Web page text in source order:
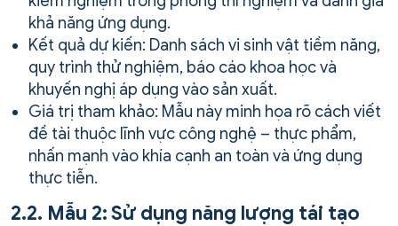
khả năng ứng dụng.
Kết quả dự kiến: Danh sách vi sinh vật tiềm năng,
quy trình thử nghiệm, báo cáo khoa học và
khuyến nghị áp dụng vào sản xuất.
Giá trị tham khảo: Mẫu này minh họa rõ cách viết
đề tài thuộc lĩnh vực công nghệ – thực phẩm,
nhấn mạnh vào khía cạnh an toàn và ứng dụng
thực tiễn.
2.2. Mẫu 2: Sử dụng năng lượng tái tạo